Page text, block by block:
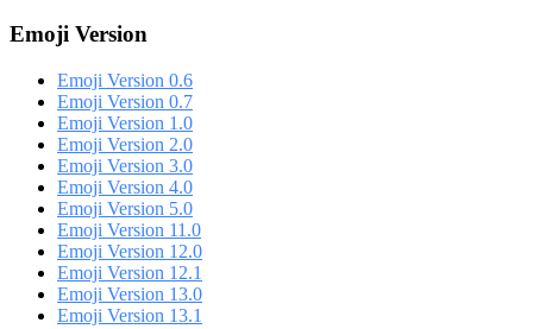
Emoji Version
Emoji Version 0.6
Emoji Version 0.7
Emoji Version 1.0
Emoji Version 2.0
Emoji Version 3.0
Emoji Version 4.0
Emoji Version 5.0
Emoji Version 11.0
Emoji Version 12.0
Emoji Version 12.1
Emoji Version 13.0
Emoji Version 13.1